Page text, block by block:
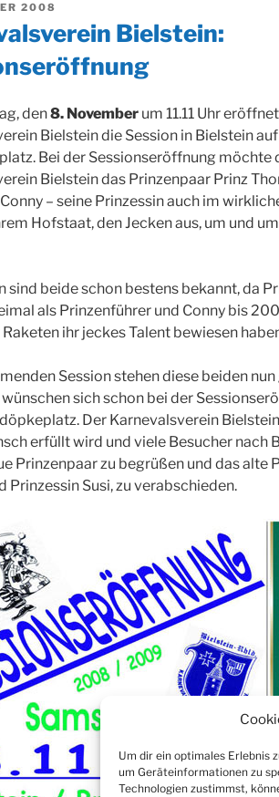
Um dir ein optimales Erlebnis
um Geräteinformationen zu
Technologien zustimmst,
2008
Bielstein:
den8. November um 11.11 Uhr
Bielstein die Session in Bielstein
Bei der Sessionseröffnung möchte
Bielstein das Prinzenpaar Prinz
– seine Prinzessin auch im
Hofstaat, den Jecken aus, um und
sind beide schon bestens bekannt, da
als Prinzenführer und Conny bis
ihr jeckes Talent bewiesen
Session stehen diese beiden
sich schon bei der
Der Karnevalsverein
erfüllt wird und viele Besucher nach
Prinzenpaar zu begrüßen und das alte
Prinzessin Susi, zu verabschieden.